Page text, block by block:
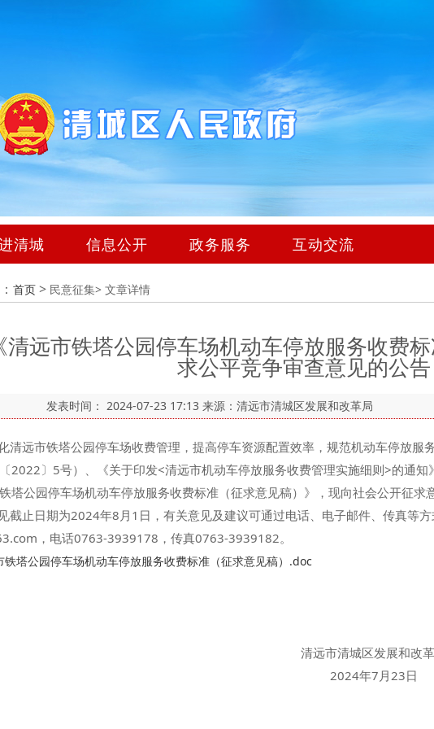
清城 信息公开 政务服务 互动交流
首页 > 民意征集> 文章详情
清远市铁塔公园停车场机动车停放服务收费
求公平竞争审查意见的公告
发表时间： 2024-07-23 17:13 来源：清远市清城区发展和改革局
远市铁塔公园停车场收费管理，提高停车资源配置效率，规范机动车停放服
2022〕5号）、《关于印发<清远市机动车停放服务收费管理实施细则>的通
塔公园停车场机动车停放服务收费标准（征求意见稿）》，现向社会公开征求
止日期为2024年8月1日，有关意见及建议可通过电话、电子邮件、传真等方
，电话0763-3939178，传真0763-3939182。
铁塔公园停车场机动车停放服务收费标准（征求意见稿）.doc
市清城区发展和改革
年7月23日